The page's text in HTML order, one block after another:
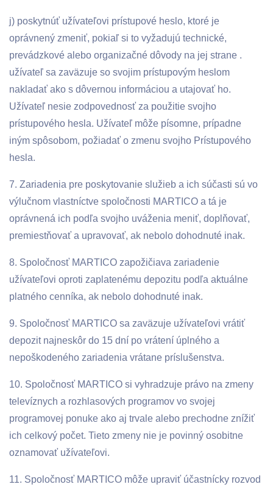
j) poskytnúť užívateľovi prístupové heslo, ktoré je
oprávnený zmeniť, pokiaľ si to vyžadujú technické,
prevádzkové alebo organizačné dôvody na jej strane .
užívateľ sa zaväzuje so svojim prístupovým heslom
nakladať ako s dôvernou informáciou a utajovať ho.
Užívateľ nesie zodpovednosť za použitie svojho
prístupového hesla. Užívateľ môže písomne, prípadne
iným spôsobom, požiadať o zmenu svojho Prístupového
hesla.
7. Zariadenia pre poskytovanie služieb a ich súčasti sú vo
výlučnom vlastníctve spoločnosti MARTICO a tá je
oprávnená ich podľa svojho uváženia meniť, doplňovať,
premiestňovať a upravovať, ak nebolo dohodnuté inak.
8. Spoločnosť MARTICO zapožičiava zariadenie
užívateľovi oproti zaplatenému depozitu podľa aktuálne
platného cenníka, ak nebolo dohodnuté inak.
9. Spoločnosť MARTICO sa zaväzuje užívateľovi vrátiť
depozit najneskôr do 15 dní po vrátení úplného a
nepoškodeného zariadenia vrátane príslušenstva.
10. Spoločnosť MARTICO si vyhradzuje právo na zmeny
televíznych a rozhlasových programov vo svojej
programovej ponuke ako aj trvale alebo prechodne znížiť
ich celkový počet. Tieto zmeny nie je povinný osobitne
oznamovať užívateľovi.
11. Spoločnosť MARTICO môže upraviť účastnícky rozvod